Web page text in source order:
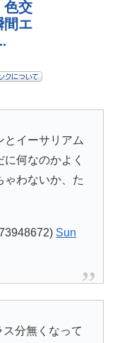
とイーサリアム
何なのかよく
ゃわないか、た
Sun
分無くなって